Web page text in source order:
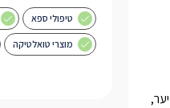
טיפולי ספא
מוצרי טואלטיקה